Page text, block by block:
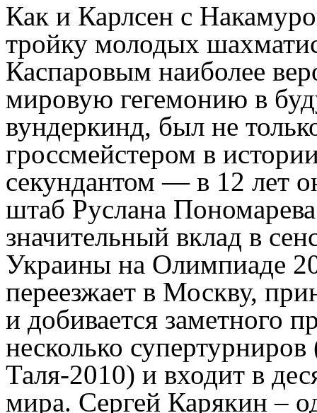
Как и Карлсен с
тройку молодых
Каспаровым наиболее
мировую гегемонию в
вундеркинд, был не
гроссмейстером в
секундантом — в 12 лет
штаб Руслана
значительный вклад в
Украины на Олимпиаде
переезжает в Москву,
и добивается заметного
несколько
Таля-2010) и входит в
мира. Сергей Карякин –